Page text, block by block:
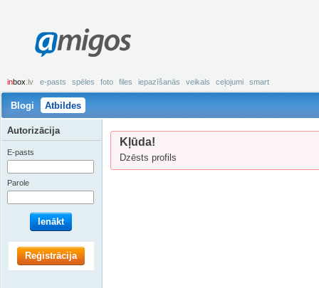
amigos
inbox .lv e-pasts spēles foto files iepazīšanās veikals ceļojumi smart
Blogi Atbildes
Kļūda!
Dzēsts profils
Autorizācija
E-pasts
Parole
Ienākt
Reģistrācija